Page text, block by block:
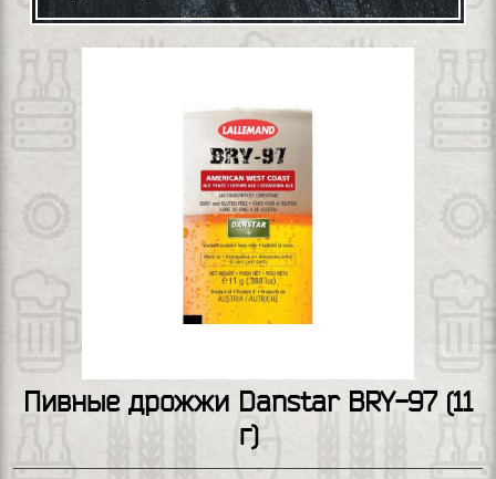
Пивные дрожжи Danstar BRY-97 (11
г)